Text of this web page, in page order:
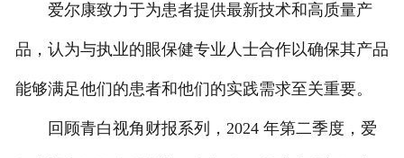
爱尔康致力于为患者提供最新技术和高质量产
品，认为与执业的眼保健专业人士合作以确保其产品
能够满足他们的患者和他们的实践需求至关重要。
回顾青白视角财报系列，2024 年第二季度，爱